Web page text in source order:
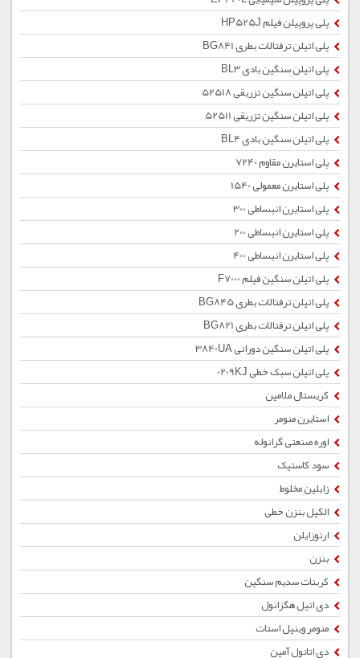
پلی پروپیلن فیلم HP525J
پلی اتیلن ترفتالات بطری BG841
پلی اتیلن سنگین بادی BL3
پلی اتیلن سنگین تزریقی 52518
پلی اتیلن سنگین تزریقی 52511
پلی اتیلن سنگین بادی BL4
پلی استایرن مقاوم 7240
پلی استایرن معمولی 1540
پلی استایرن انبساطی 300
پلی استایرن انبساطی 200
پلی استایرن انبساطی 400
پلی اتیلن سنگین فیلم F7000
پلی اتیلن ترفتالات بطری BG845
پلی اتیلن ترفتالات بطری BG821
پلی اتیلن سنگین دورانی 3840UA
پلی اتیلن سبک خطی 0209KJ
کریستال ملامین
استایرن منومر
اوره صنعتی گرانوله
سود کاستیک
زایلین مخلوط
الکیل بنزن خطی
ارتوزایلن
بنزن
کربنات سدیم سنگین
دی اتیل هگزانول
منومر وینیل استات
دی اتانول آمین